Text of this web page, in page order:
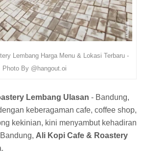
Lembang Harga Menu & Lokasi Terbaru -
Photo By @hangout.oi
Lembang Ulasan - Bandung,
keberagaman cafe, coffee shop,
kekinian, kini menyambut kehadiran
Ali Kopi Cafe & Roastery